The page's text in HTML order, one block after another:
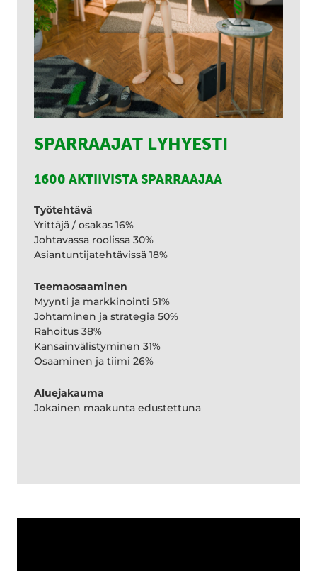
SPARRAAJAT LYHYESTI
1600 AKTIIVISTA SPARRAAJAA
Työtehtävä
Yrittäjä / osakas 16%
Johtavassa roolissa 30%
Asiantuntijatehtävissä 18%
Teemaosaaminen
Myynti ja markkinointi 51%
Johtaminen ja strategia 50%
Rahoitus 38%
Kansainvälistyminen 31%
Osaaminen ja tiimi 26%
Aluejakauma
Jokainen maakunta edustettuna